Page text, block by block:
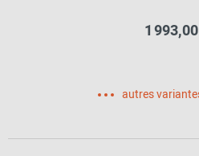
1
autres